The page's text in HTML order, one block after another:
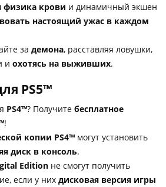
физика крови и динамичный экшен
настоящий ужас в каждом
за демона, расставляя ловушки,
и охотясь на выживших.
PS5™
PS4™? Получите бесплатное
!
копии PS4™ могут установить
диск в консоль.
Edition не смогут получить
если у них дисковая версия игры